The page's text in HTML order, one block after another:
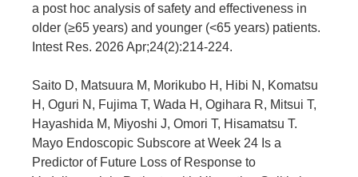
a post hoc analysis of safety and effectiveness in
older (≥65 years) and younger (<65 years) patients.
Intest Res. 2026 Apr;24(2):214-224.
Saito D, Matsuura M, Morikubo H, Hibi N, Komatsu
H, Oguri N, Fujima T, Wada H, Ogihara R, Mitsui T,
Hayashida M, Miyoshi J, Omori T, Hisamatsu T.
Mayo Endoscopic Subscore at Week 24 Is a
Predictor of Future Loss of Response to